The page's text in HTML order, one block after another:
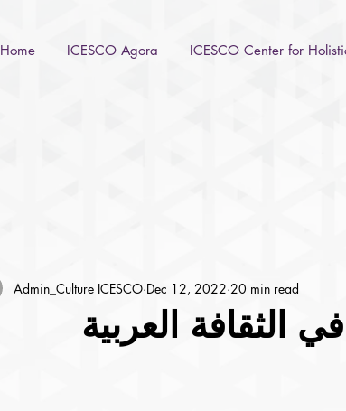
Home ICESCO Agora ICESCO Center for
الثقافة العربية
Admin_Culture ICESCO Dec 12, 2022 20 min read